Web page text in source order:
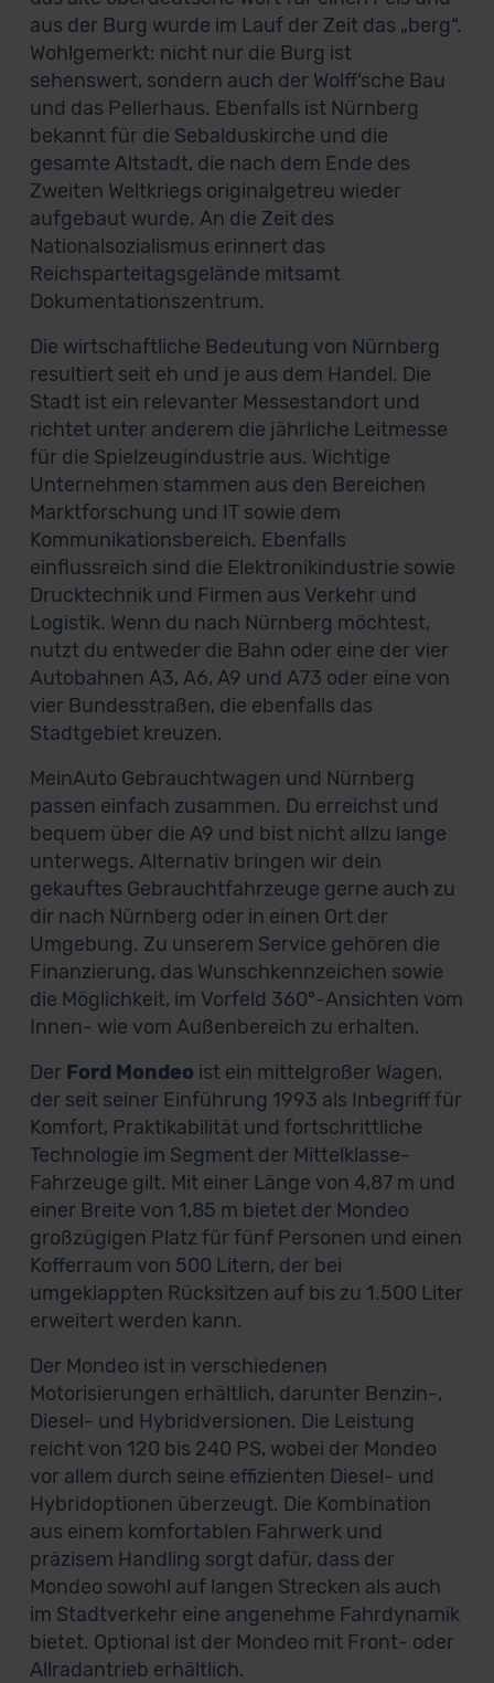
aus der Burg wurde im Lauf der Zeit das „berg“.
Wohlgemerkt: nicht nur die Burg ist
sehenswert, sondern auch der Wolff‘sche Bau
und das Pellerhaus. Ebenfalls ist Nürnberg
bekannt für die Sebalduskirche und die
gesamte Altstadt, die nach dem Ende des
Zweiten Weltkriegs originalgetreu wieder
aufgebaut wurde. An die Zeit des
Nationalsozialismus erinnert das
Reichsparteitagsgelände mitsamt
Dokumentationszentrum.
Die wirtschaftliche Bedeutung von Nürnberg
resultiert seit eh und je aus dem Handel. Die
Stadt ist ein relevanter Messestandort und
richtet unter anderem die jährliche Leitmesse
für die Spielzeugindustrie aus. Wichtige
Unternehmen stammen aus den Bereichen
Marktforschung und IT sowie dem
Kommunikationsbereich. Ebenfalls
einflussreich sind die Elektronikindustrie sowie
Drucktechnik und Firmen aus Verkehr und
Logistik. Wenn du nach Nürnberg möchtest,
nutzt du entweder die Bahn oder eine der vier
Autobahnen A3, A6, A9 und A73 oder eine von
vier Bundesstraßen, die ebenfalls das
Stadtgebiet kreuzen.
MeinAuto Gebrauchtwagen und Nürnberg
passen einfach zusammen. Du erreichst und
bequem über die A9 und bist nicht allzu lange
unterwegs. Alternativ bringen wir dein
gekauftes Gebrauchtfahrzeuge gerne auch zu
dir nach Nürnberg oder in einen Ort der
Umgebung. Zu unserem Service gehören die
Finanzierung, das Wunschkennzeichen sowie
die Möglichkeit, im Vorfeld 360°-Ansichten vom
Innen- wie vom Außenbereich zu erhalten.
Der Ford Mondeo ist ein mittelgroßer Wagen,
der seit seiner Einführung 1993 als Inbegriff für
Komfort, Praktikabilität und fortschrittliche
Technologie im Segment der Mittelklasse-
Fahrzeuge gilt. Mit einer Länge von 4,87 m und
einer Breite von 1,85 m bietet der Mondeo
großzügigen Platz für fünf Personen und einen
Kofferraum von 500 Litern, der bei
umgeklappten Rücksitzen auf bis zu 1.500 Liter
erweitert werden kann.
Der Mondeo ist in verschiedenen
Motorisierungen erhältlich, darunter Benzin-,
Diesel- und Hybridversionen. Die Leistung
reicht von 120 bis 240 PS, wobei der Mondeo
vor allem durch seine effizienten Diesel- und
Hybridoptionen überzeugt. Die Kombination
aus einem komfortablen Fahrwerk und
präzisem Handling sorgt dafür, dass der
Mondeo sowohl auf langen Strecken als auch
im Stadtverkehr eine angenehme Fahrdynamik
bietet. Optional ist der Mondeo mit Front- oder
Allradantrieb erhältlich.